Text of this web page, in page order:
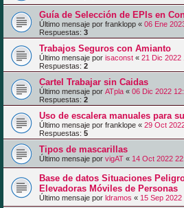
Guía de Selección de EPIs en
Último mensaje por franklopp « 06 Ene
Respuestas: 3
Trabajos Seguros con Amianto
Último mensaje por isaconst « 21 Dic 2022
Respuestas: 2
Cartel Trabajar sin Caidas
Último mensaje por ATpla « 06 Dic 2022
Respuestas: 2
Uso de escalera manuales para
Último mensaje por franklope « 29 Oct
Respuestas: 5
Tipos de mascarillas
Último mensaje por vigAT « 14 Oct 2022
Base de datos Situaciones
Elevadoras Móviles de Personas
Último mensaje por ldramos « 15 Sep 2022